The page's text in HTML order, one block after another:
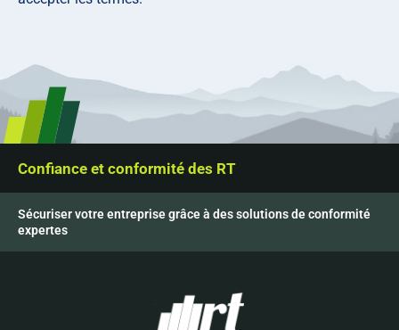
Confiance et conformité des RT
Sécuriser votre entreprise grâce à des solutions de conformité
expertes